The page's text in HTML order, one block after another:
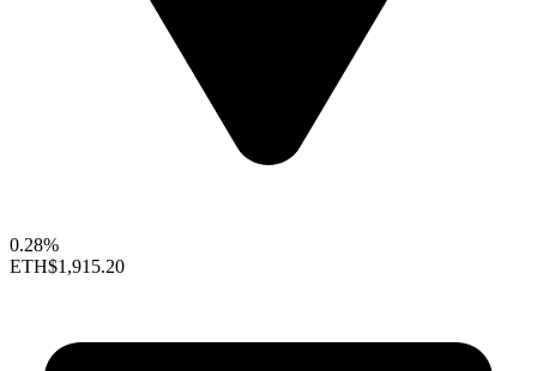
0.28%
ETH$1,915.20